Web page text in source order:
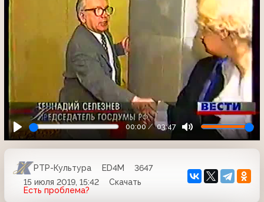
00:00 03:47
РТР-Культура ED4M
3647
15 июля 2019, 15:42
Скачать
Есть проблема?